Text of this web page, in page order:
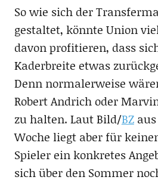
So wie sich der
gestaltet, könnte Union
davon profitieren, dass
Kaderbreite etwas
Denn normalerweise
Robert Andrich oder
zu halten. Laut Bild/BZaus
Woche liegt aber für
Spieler ein konkretes
sich über den Sommer